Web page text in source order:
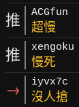
推 ACGfun
超慢
推 xengoku
慢死
→ iyvx7c
沒人搶